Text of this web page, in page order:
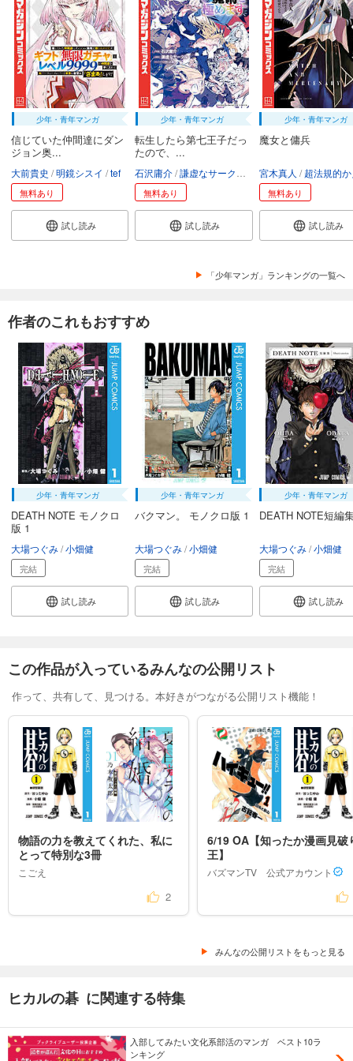
少年・青年マンガ
信じていた仲間達にダン
ジョン奥...
大前貴史 明鏡シスイ tef
無料あり
試し読み
少年・青年マンガ
転生したら第七王子だっ
たので、...
石沢庸介 謙虚なサークル メル。
無料あり
試し読み
少年・青年マンガ
魔女と傭兵
宮木真人 超法規的か
無料あり
試し読み
「少年マンガ」ランキングの一覧へ
作者のこれもおすすめ
少年・青年マンガ
DEATH NOTE モノクロ
版 1
大場つぐみ 小畑健
完結
試し読み
少年・青年マンガ
バクマン。 モノクロ版 1
大場つぐみ 小畑健
完結
試し読み
少年・青年マンガ
DEATH NOTE短編
大場つぐみ 小畑健
完結
試し読み
この作品が入っているみんなの公開リスト
作って、共有して、見つける。本好きがつながる公開リスト機能！
物語の力を教えてくれた、私に
とって特別な3冊
こごえ
2
6/19 OA【知ったか漫画見破
王】
バズマンTV　公式アカウント
みんなの公開リストをもっと見る
ヒカルの碁 に関連する特集
入部してみたい文化系部活のマンガ ベスト10ラ
ンキング